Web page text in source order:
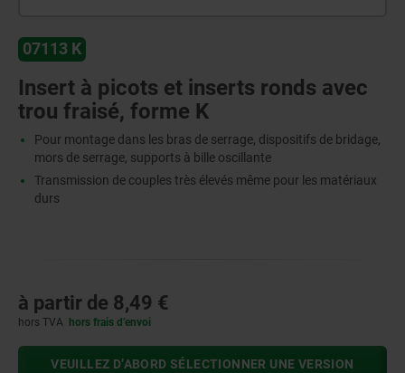
07113 K
Insert à picots et inserts ronds avec
trou fraisé, forme K
Pour montage dans les bras de serrage, dispositifs de bridage,
mors de serrage, supports à bille oscillante
Transmission de couples très élevés même pour les matériaux
durs
à partir de 8,49 €
hors TVA hors frais d’envoi
VEUILLEZ D’ABORD SÉLECTIONNER UNE VERSION